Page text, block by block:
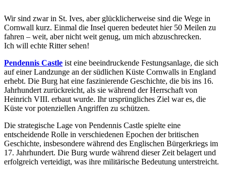
Wir sind zwar in St. Ives, aber glücklicherweise sind die Wege in
Cornwall kurz. Einmal die Insel queren bedeutet hier 50 Meilen zu
fahren – weit, aber nicht weit genug, um mich abzuschrecken.
Ich will echte Ritter sehen!
Pendennis Castle ist eine beeindruckende Festungsanlage, die sich
auf einer Landzunge an der südlichen Küste Cornwalls in England
erhebt. Die Burg hat eine faszinierende Geschichte, die bis ins 16.
Jahrhundert zurückreicht, als sie während der Herrschaft von
Heinrich VIII. erbaut wurde. Ihr ursprüngliches Ziel war es, die
Küste vor potenziellen Angriffen zu schützen.
Die strategische Lage von Pendennis Castle spielte eine
entscheidende Rolle in verschiedenen Epochen der britischen
Geschichte, insbesondere während des Englischen Bürgerkriegs im
17. Jahrhundert. Die Burg wurde während dieser Zeit belagert und
erfolgreich verteidigt, was ihre militärische Bedeutung unterstreicht.